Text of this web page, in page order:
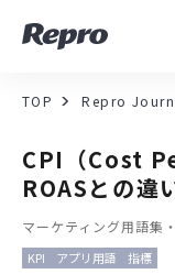
MAツール
コンサルティング
導入事例
セミナー／イベント
TOP Repro
CPI（Cost
ROASとの違
マーケティング用語集
KPI アプリ用語 指標